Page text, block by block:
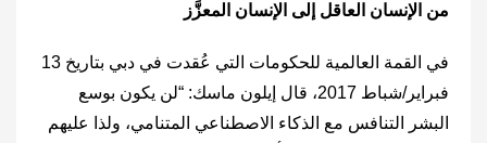
من الإنسان العاقل إلى الإنسان المعزَّز
في القمة العالمية للحكومات التي عُقدت في دبي بتاريخ 13
فبراير/شباط 2017، قال إيلون ماسك: “لن يكون بوسع
البشر التنافس مع الذكاء الاصطناعي المتنامي، ولذا عليهم